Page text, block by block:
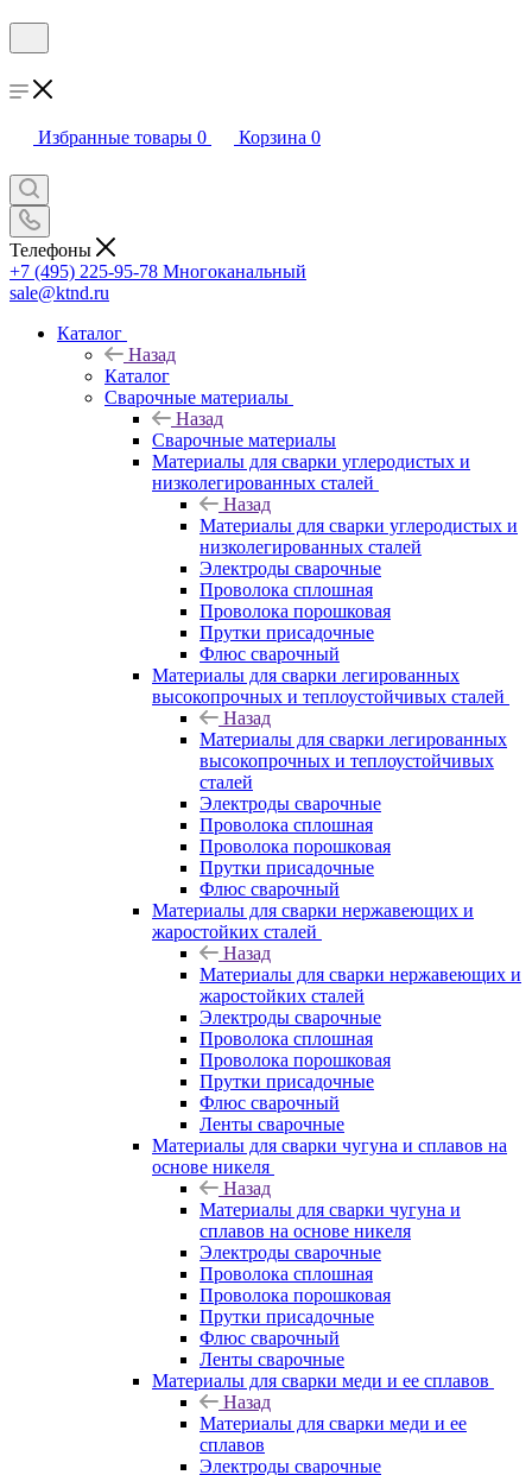
Избранные товары 0 Корзина 0
Телефоны
+7 (495) 225-95-78 Многоканальный
sale@ktnd.ru
Каталог
Назад
Каталог
Сварочные материалы
Назад
Сварочные материалы
Материалы для сварки углеродистых и
низколегированных сталей
Назад
Материалы для сварки углеродистых и
низколегированных сталей
Электроды сварочные
Проволока сплошная
Проволока порошковая
Прутки присадочные
Флюс сварочный
Материалы для сварки легированных
высокопрочных и теплоустойчивых сталей
Назад
Материалы для сварки легированных
высокопрочных и теплоустойчивых
сталей
Электроды сварочные
Проволока сплошная
Проволока порошковая
Прутки присадочные
Флюс сварочный
Материалы для сварки нержавеющих и
жаростойких сталей
Назад
Материалы для сварки нержавеющих и
жаростойких сталей
Электроды сварочные
Проволока сплошная
Проволока порошковая
Прутки присадочные
Флюс сварочный
Ленты сварочные
Материалы для сварки чугуна и сплавов на
основе никеля
Назад
Материалы для сварки чугуна и
сплавов на основе никеля
Электроды сварочные
Проволока сплошная
Проволока порошковая
Прутки присадочные
Флюс сварочный
Ленты сварочные
Материалы для сварки меди и ее сплавов
Назад
Материалы для сварки меди и ее
сплавов
Электроды сварочные